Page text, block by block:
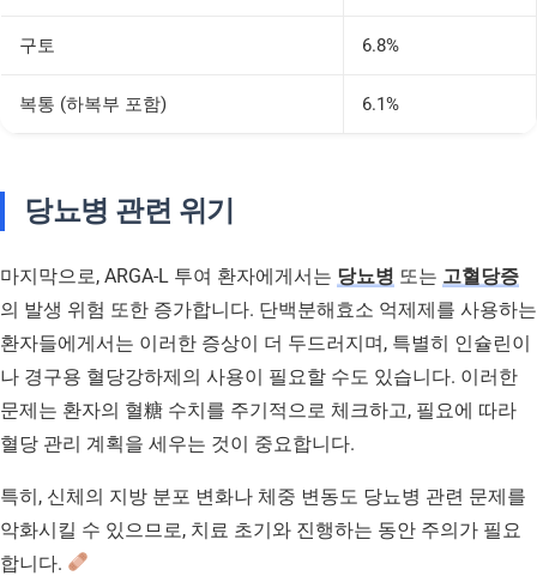
구토 6.8%
복통 (하복부 포함) 6.1%
당뇨병 관련 위기
마지막으로, ARGA-L 투여 환자에게서는 당뇨병 또는 고혈당증
의 발생 위험 또한 증가합니다. 단백분해효소 억제제를 사용하는
환자들에게서는 이러한 증상이 더 두드러지며, 특별히 인슐린이
나 경구용 혈당강하제의 사용이 필요할 수도 있습니다. 이러한
문제는 환자의 혈糖 수치를 주기적으로 체크하고, 필요에 따라
혈당 관리 계획을 세우는 것이 중요합니다.
특히, 신체의 지방 분포 변화나 체중 변동도 당뇨병 관련 문제를
악화시킬 수 있으므로, 치료 초기와 진행하는 동안 주의가 필요
합니다.